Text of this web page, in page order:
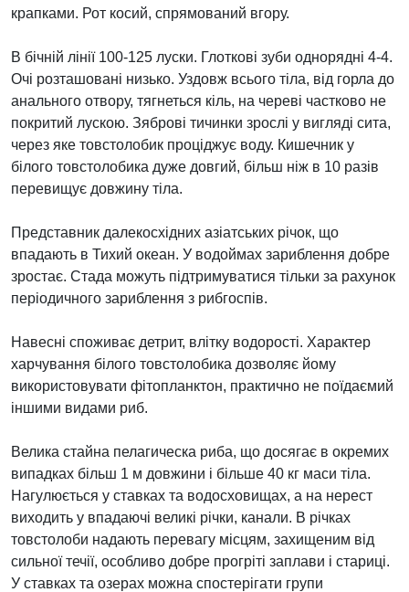
крапками. Рот косий, спрямований вгору.
В бічній лінії 100-125 луски. Глоткові зуби однорядні 4-4.
Очі розташовані низько. Уздовж всього тіла, від горла до
анального отвору, тягнеться кіль, на череві частково не
покритий лускою. Зяброві тичинки зрослі у вигляді сита,
через яке товстолобик проціджує воду. Кишечник у
білого товстолобика дуже довгий, більш ніж в 10 разів
перевищує довжину тіла.
Представник далекосхідних азіатських річок, що
впадають в Тихий океан. У водоймах зариблення добре
зростає. Стада можуть підтримуватися тільки за рахунок
періодичного зариблення з рибгоспів.
Навесні споживає детрит, влітку водорості. Характер
харчування білого товстолобика дозволяє йому
використовувати фітопланктон, практично не поїдаємий
іншими видами риб.
Велика стайна пелагическа риба, що досягає в окремих
випадках більш 1 м довжини і більше 40 кг маси тіла.
Нагулюється у ставках та водосховищах, а на нерест
виходить у впадаючі великі річки, канали. В річках
товстолоби надають перевагу місцям, захищеним від
сильної течії, особливо добре прогріті заплави і стариці.
У ставках та озерах можна спостерігати групи